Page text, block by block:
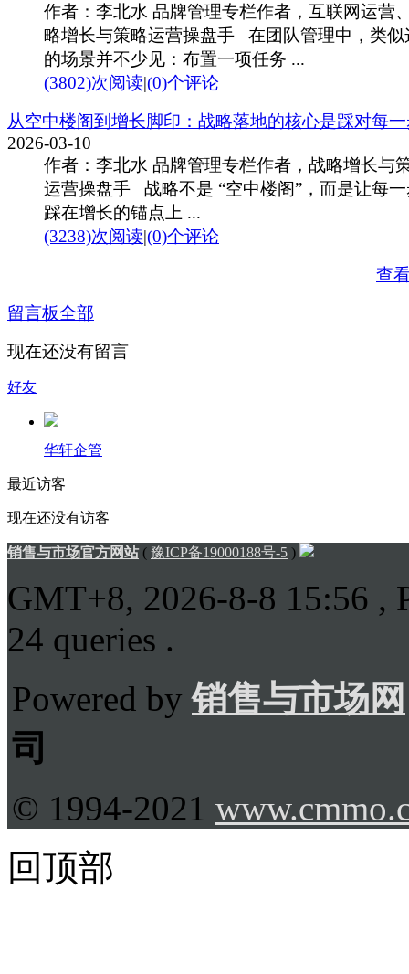
作者：李北水 品牌管理专栏作者，互联网运营
略增长与策略运营操盘手 在团队管理中，类似
的场景并不少见：布置一项任务 ...
(3802)次阅读|(0)个评论
从空中楼阁到增长脚印：战略落地的核心是踩对每
2026-03-10
作者：李北水 品牌管理专栏作者，战略增长与
运营操盘手 战略不是 “空中楼阁”，而是让每
踩在增长的锚点上 ...
(3238)次阅读|(0)个评论
查
留言板全部
现在还没有留言
好友
华轩企管
最近访客
现在还没有访客
销售与市场官方网站( 豫ICP备19000188号-5 )
GMT+8, 2026-8-8 15:56 ,
24 queries .
Powered by销售与市场网
司
© 1994-2021
回顶部